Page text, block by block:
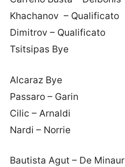
Khachanov – Qualificato
Dimitrov – Qualificato
Tsitsipas Bye
Alcaraz Bye
Passaro – Garin
Cilic – Arnaldi
Nardi – Norrie
Bautista Agut – De Minaur